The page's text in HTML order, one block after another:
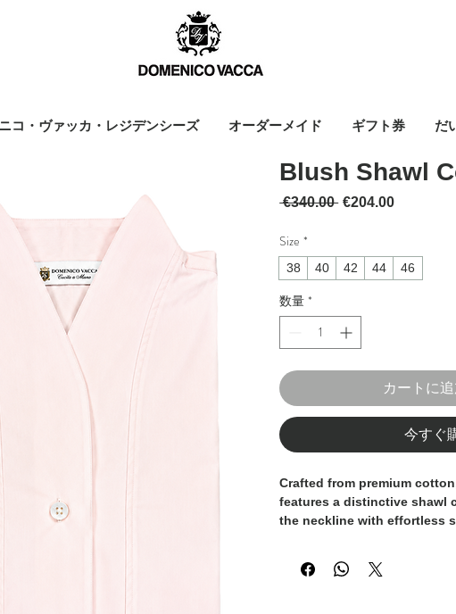
コ・ヴァッカ・レジデンシーズ オーダーメイド ギフト券 だ
Blush Shawl
€340.00 通常価格
€204.00セール価
Size *
38 40 42 44 46
数量 *
カートに
今すぐ
Crafted from premium
features a distinctive shawl
the neckline with effortless
seamlessly from daytime